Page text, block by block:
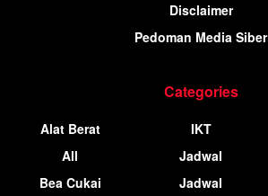
Disclaimer
Pedoman Media Siber
Categories
Alat Berat
All
Bea Cukai
IKT
Jadwal
Jadwal